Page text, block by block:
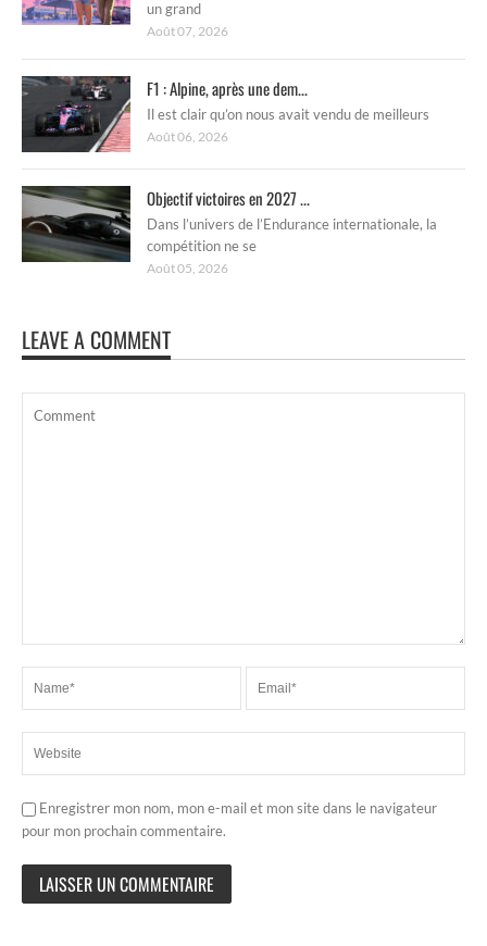
un grand
Août 07, 2026
F1 : Alpine, après une dem...
Il est clair qu’on nous avait vendu de meilleurs
Août 06, 2026
Objectif victoires en 2027 ...
Dans l’univers de l’Endurance internationale, la
compétition ne se
Août 05, 2026
LEAVE A COMMENT
Enregistrer mon nom, mon e-mail et mon site dans le navigateur
pour mon prochain commentaire.